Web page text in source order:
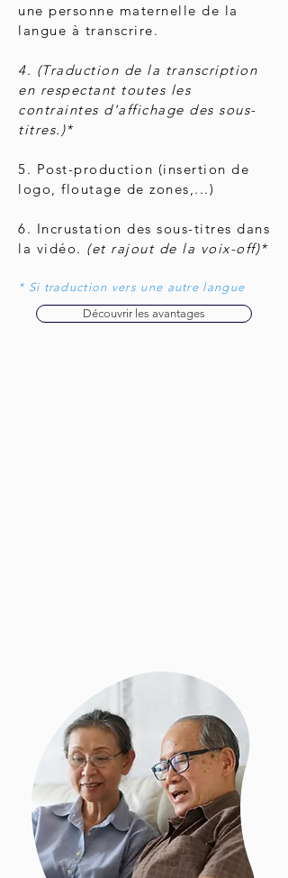
une personne maternelle de la
langue à transcrire.
4. (Traduction de la transcription
en respectant toutes les
contraintes d'affichage des sous-
titres.)*
5. Post-production (insertion de
logo, floutage de zones,...)
6. Incrustation des sous-titres dans
la vidéo. (et rajout de la voix-off)*
* Si traduction vers une autre langue
Découvrir les avantages